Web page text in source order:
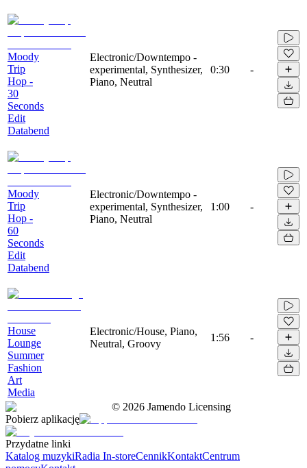
Moody
Trip
Hop -
30
Seconds
Edit
Databend
Electronic/Downtempo -
experimental, Synthesizer,
Piano, Neutral
0:30 -
Moody
Trip
Hop -
60
Seconds
Edit
Databend
Electronic/Downtempo -
experimental, Synthesizer,
Piano, Neutral
1:00 -
House
Lounge
Summer
Fashion
Art
Media
Electronic/House, Piano,
Neutral, Groovy
1:56 -
© 2026 Jamendo Licensing
Pobierz aplikację
Przydatne linki
Katalog muzykiRadia In-storeCennikKontaktCentrum